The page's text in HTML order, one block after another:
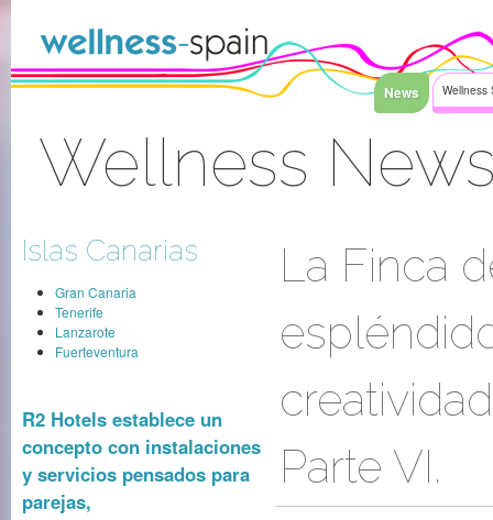
News Wellness
Wellness
Islas Canarias
Gran Canaria
Tenerife
Lanzarote
Fuerteventura
R2 Hotels establece un
concepto con instalaciones
y servicios pensados para
parejas,
La Finca
Parte VI.